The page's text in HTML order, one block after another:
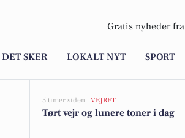
Gratis nyheder fra
DET SKER LOKALT NYT SPORT
5 timer siden | VEJRET
Tørt vejr og lunere toner i dag